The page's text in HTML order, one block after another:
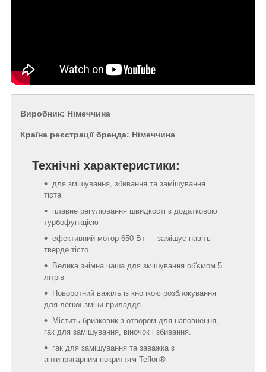
Технічні характеристики:
для змішування, збивання та замішування
тіста
плавне регулювання швидкості з додатковою
турбофункцією
ефективний мотор 650 Вт — замішує навіть
тверде тісто
Велика знімна чаша для змішування об'ємом 5
літрів
Поворотний важіль із кнопкою розблокування
для легкої зміни приладдя
Містить бризковик з отвором для наповнення,
гак для замішування, віночок і збивання.
гак для замішування та заважка з
антипригарним покриттям Teflon®
Країна реєстрації бренда: Німеччина
Виробник: Німеччина